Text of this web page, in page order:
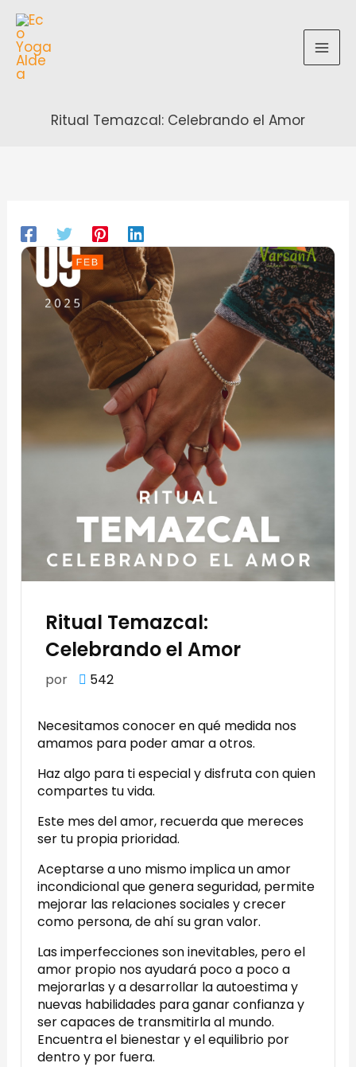
contenido
Ritual Temazcal: Celebrando el Amor
Ritual Temazcal:
Celebrando el Amor
por 542
Necesitamos conocer en qué medida nos
amamos para poder amar a otros.
Haz algo para ti especial y disfruta con quien
compartes tu vida.
Este mes del amor, recuerda que mereces
ser tu propia prioridad.
Aceptarse a uno mismo implica un amor
incondicional que genera seguridad, permite
mejorar las relaciones sociales y crecer
como persona, de ahí su gran valor.
Las imperfecciones son inevitables, pero el
amor propio nos ayudará poco a poco a
mejorarlas y a desarrollar la autoestima y
nuevas habilidades para ganar confianza y
ser capaces de transmitirla al mundo.
Encuentra el bienestar y el equilibrio por
dentro y por fuera.